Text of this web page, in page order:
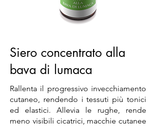
Siero concentrato alla
bava di lumaca
Rallenta il progressivo invecchiamento
cutaneo, rendendo i tessuti più tonici
ed elastici. Allevia le rughe, rende
meno visibili cicatrici, macchie cutanee